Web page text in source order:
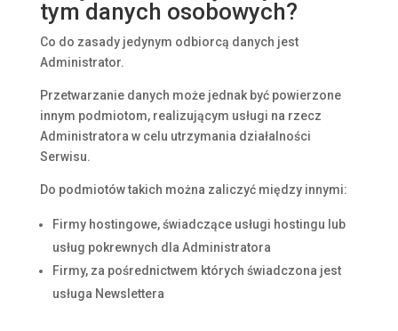
tym danych osobowych?
Co do zasady jedynym odbiorcą danych jest
Administrator.
Przetwarzanie danych może jednak być powierzone
innym podmiotom, realizującym usługi na rzecz
Administratora w celu utrzymania działalności
Serwisu.
Do podmiotów takich można zaliczyć między innymi:
Firmy hostingowe, świadczące usługi hostingu lub
usług pokrewnych dla Administratora
Firmy, za pośrednictwem których świadczona jest
usługa Newslettera